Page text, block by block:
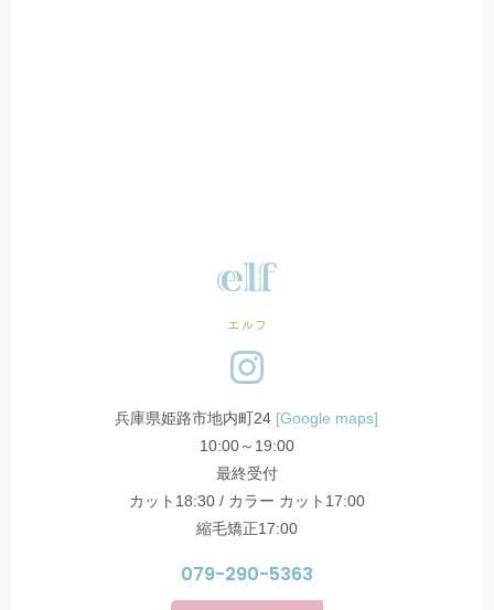
エルフ
兵庫県姫路市地内町24 [Google maps]
10:00～19:00
最終受付
カット18:30 / カラー カット17:00
縮毛矯正17:00
079-290-5363